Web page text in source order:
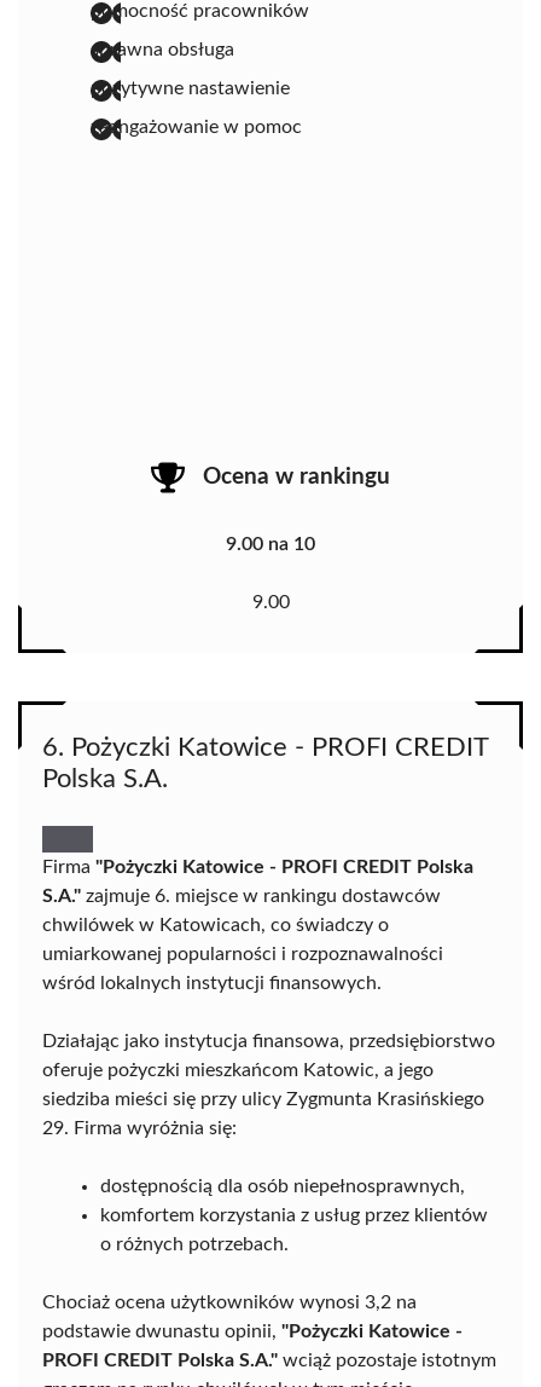
pomocność pracowników
sprawna obsługa
pozytywne nastawienie
zaangażowanie w pomoc
Ocena w rankingu
9.00 na 10
9.00
6. Pożyczki Katowice - PROFI CREDIT
Polska S.A.
Firma "Pożyczki Katowice - PROFI CREDIT Polska
S.A." zajmuje 6. miejsce w rankingu dostawców
chwilówek w Katowicach, co świadczy o
umiarkowanej popularności i rozpoznawalności
wśród lokalnych instytucji finansowych.
Działając jako instytucja finansowa, przedsiębiorstwo
oferuje pożyczki mieszkańcom Katowic, a jego
siedziba mieści się przy ulicy Zygmunta Krasińskiego
29. Firma wyróżnia się:
dostępnością dla osób niepełnosprawnych,
komfortem korzystania z usług przez klientów
o różnych potrzebach.
Chociaż ocena użytkowników wynosi 3,2 na
podstawie dwunastu opinii, "Pożyczki Katowice -
PROFI CREDIT Polska S.A." wciąż pozostaje istotnym